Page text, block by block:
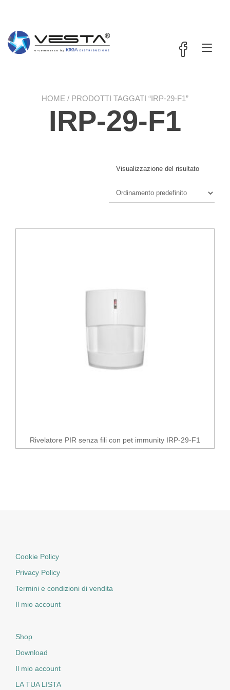
HOME / PRODOTTI TAGGATI “IRP-29-F1”
IRP-29-F1
Visualizzazione del risultato
Rivelatore PIR senza fili con pet immunity IRP-29-F1
Cookie Policy
Privacy Policy
Termini e condizioni di vendita
Il mio account
Shop
Download
Il mio account
LA TUA LISTA